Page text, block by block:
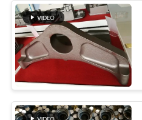
PRIVACY
POLICY